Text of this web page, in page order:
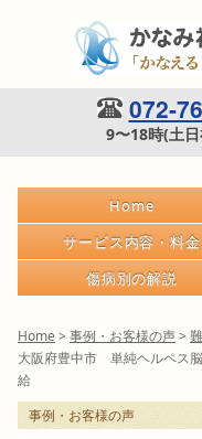
072-
9〜18時(土
Home
サービス内容・料金
傷病別の解説
Home > 事例・お客様の声>
大阪府豊中市 単純ヘルペス
給
事例・お客様の声